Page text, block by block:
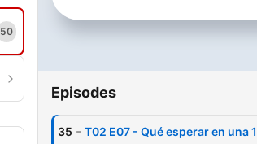
50
Episodes
35 - T02 E07 - Qué esperar en